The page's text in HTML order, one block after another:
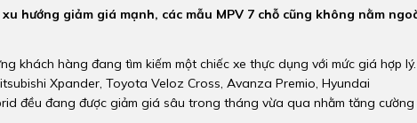
hướng giảm giá mạnh, các mẫu MPV 7 chỗ cũng không nằm
khách hàng đang tìm kiếm một chiếc xe thực dụng với mức giá hợp lý.
Xpander, Toyota Veloz Cross, Avanza Premio, Hyundai
đều đang được giảm giá sâu trong tháng vừa qua nhằm tăng cường